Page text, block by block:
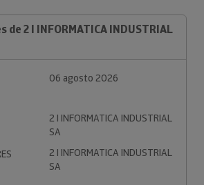
de 2 I INFORMATICA INDUSTRIAL
06 agosto 2026
2 I INFORMATICA INDUSTRIAL
SA
2 I INFORMATICA INDUSTRIAL
SA